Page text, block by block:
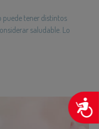
puede tener distintos
saludable. Lo